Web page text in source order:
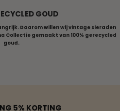
GOUD
Daarom willen wij vintage sieraden
Collectie gemaakt van 100% gerecycled
goud.
5% KORTING